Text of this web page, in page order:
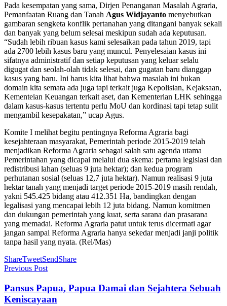
Pada kesempatan yang sama, Dirjen Penanganan Masalah Agraria,
Pemanfaatan Ruang dan Tanah Agus Widjayanto menyebutkan
gambaran sengketa konflik pertanahan yang ditangani banyak sekali
dan banyak yang belum selesai meskipun sudah ada keputusan.
“Sudah lebih ribuan kasus kami selesaikan pada tahun 2019, tapi
ada 2700 lebih kasus baru yang muncul. Penyelesaian kasus ini
sifatnya administratif dan setiap keputusan yang keluar selalu
digugat dan seolah-olah tidak selesai, dan gugatan baru dianggap
kasus yang baru. Ini harus kita lihat bahwa masalah ini bukan
domain kita semata ada juga tapi terkait juga Kepolisian, Kejaksaan,
Kementeian Keuangan terkait aset, dan Kementerian LHK sehingga
dalam kasus-kasus tertentu perlu MoU dan kordinasi tapi tetap sulit
mengambil kesepakatan,” ucap Agus.
Komite I melihat begitu pentingnya Reforma Agraria bagi
kesejahteraan masyarakat, Pemerintah periode 2015-2019 telah
menjadikan Reforma Agraria sebagai salah satu agenda utama
Pemerintahan yang dicapai melalui dua skema: pertama legislasi dan
redistribusi lahan (seluas 9 juta hektar); dan kedua program
perhutanan sosial (seluas 12,7 juta hektar). Namun realisasi 9 juta
hektar tanah yang menjadi target periode 2015-2019 masih rendah,
yakni 545.425 bidang atau 412.351 Ha, bandingkan dengan
legalisasi yang mencapai lebih 12 juta bidang. Namun komitmen
dan dukungan pemerintah yang kuat, serta sarana dan prasarana
yang memadai. Reforma Agraria patut untuk terus dicermati agar
jangan sampai Reforma Agraria hanya sekedar menjadi janji politik
tanpa hasil yang nyata. (Rel/Mas)
ShareTweetSendShare
Previous Post
Pansus Papua, Papua Damai dan Sejahtera Sebuah
Keniscayaan